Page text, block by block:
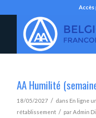
Accès
AA Humilité
18/05/2027 / dans En ligne
rétablissement / parAdmin